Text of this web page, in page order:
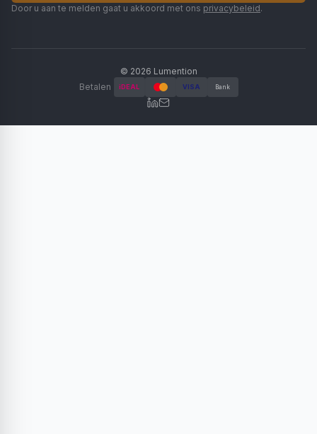
Door u aan te melden gaat u akkoord met ons privacybeleid.
© 2026 Lumention
Betalen
iDEAL VISA Bank